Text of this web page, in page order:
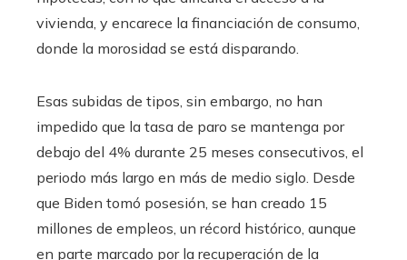
vivienda, y encarece la financiación de consumo,
donde la morosidad se está disparando.
Esas subidas de tipos, sin embargo, no han
impedido que la tasa de paro se mantenga por
debajo del 4% durante 25 meses consecutivos, el
periodo más largo en más de medio siglo. Desde
que Biden tomó posesión, se han creado 15
millones de empleos, un récord histórico, aunque
en parte marcado por la recuperación de la